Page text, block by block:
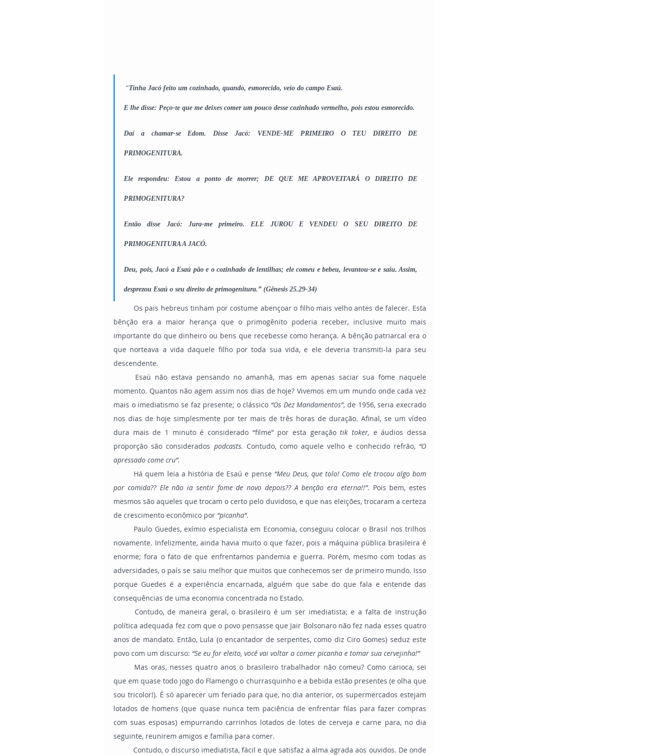
“Tinha Jacó feito um cozinhado, quando, esmorecido, veio do campo Esaú.
E lhe disse: Peço-te que me deixes comer um pouco desse cozinhado vermelho, pois estou esmorecido.
Daí a chamar-se Edom. Disse Jacó: VENDE-ME PRIMEIRO O TEU DIREITO DE
PRIMOGENITURA.
Ele respondeu: Estou a ponto de morrer; DE QUE ME APROVEITARÁ O DIREITO DE
PRIMOGENITURA?
Então disse Jacó: Jura-me primeiro. ELE JUROU E VENDEU O SEU DIREITO DE
PRIMOGENITURA A JACÓ.
Deu, pois, Jacó a Esaú pão e o cozinhado de lentilhas; ele comeu e bebeu, levantou-se e saiu. Assim,
desprezou Esaú o seu direito de primogenitura.” (Gênesis 25.29-34)
bênção era a maior herança que o primogênito poderia receber, inclusive muito mais
importante do que dinheiro ou bens que recebesse como herança. A bênção patriarcal era o
que norteava a vida daquele filho por toda sua vida, e ele deveria transmiti-la para seu
descendente.
momento. Quantos não agem assim nos dias de hoje? Vivemos em um mundo onde cada vez
mais o imediatismo se faz presente; o clássico “Os Dez Mandamentos”, de 1956, seria execrado
nos dias de hoje simplesmente por ter mais de três horas de duração. Afinal, se um vídeo
dura mais de 1 minuto é considerado “filme” por esta geração tik toker, e áudios dessa
proporção são considerados podcasts. Contudo, como aquele velho e conhecido refrão, “O
apressado come cru”.
	Há quem leia a história de Esaú e pense
“Meu Deus, que tolo! Como ele trocou algo bom
por comida?? Ele não ia sentir fome de novo depois?? A benção era eterna!!”. Pois bem, estes
mesmos são aqueles que trocam o certo pelo duvidoso, e que nas eleições, trocaram a certeza
de crescimento econômico por “picanha”.
novamente. Infelizmente, ainda havia muito o que fazer, pois a máquina pública brasileira é
enorme; fora o fato de que enfrentamos pandemia e guerra. Porém, mesmo com todas as
adversidades, o país se saiu melhor que muitos que conhecemos ser de primeiro mundo. Isso
porque Guedes é a experiência encarnada, alguém que sabe do que fala e entende das
consequências de uma economia concentrada no Estado.
política adequada fez com que o povo pensasse que Jair Bolsonaro não fez nada esses quatro
anos de mandato. Então, Lula (o encantador de serpentes, como diz Ciro Gomes) seduz este
povo com um discurso: “Se eu for eleito, você vai voltar a comer picanha e tomar sua cervejinha!”
que em quase todo jogo do Flamengo o churrasquinho e a bebida estão presentes (e olha que
sou tricolor!). É só aparecer um feriado para que, no dia anterior, os supermercados estejam
lotados de homens (que quase nunca tem paciência de enfrentar filas para fazer compras
com suas esposas) empurrando carrinhos lotados de lotes de cerveja e carne para, no dia
seguinte, reunirem amigos e família para comer.